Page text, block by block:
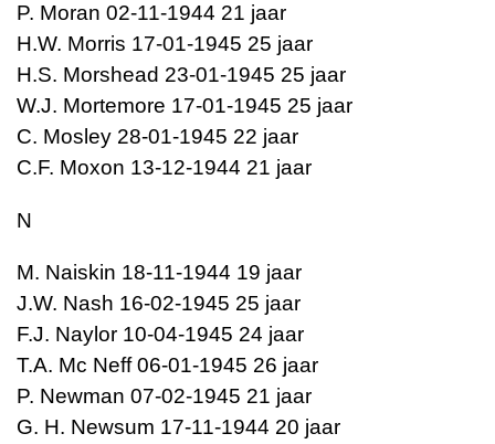
P. Moran 02-11-1944 21 jaar
H.W. Morris 17-01-1945 25 jaar
H.S. Morshead 23-01-1945 25 jaar
W.J. Mortemore 17-01-1945 25 jaar
C. Mosley 28-01-1945 22 jaar
C.F. Moxon 13-12-1944 21 jaar
N
M. Naiskin 18-11-1944 19 jaar
J.W. Nash 16-02-1945 25 jaar
F.J. Naylor 10-04-1945 24 jaar
T.A. Mc Neff 06-01-1945 26 jaar
P. Newman 07-02-1945 21 jaar
G. H. Newsum 17-11-1944 20 jaar